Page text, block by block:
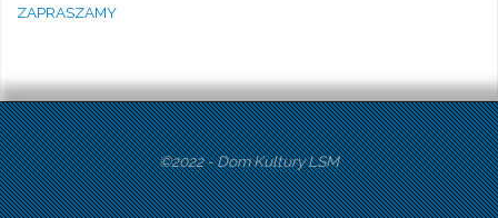
ZAPRASZAMY
©2022 - Dom Kultury LSM